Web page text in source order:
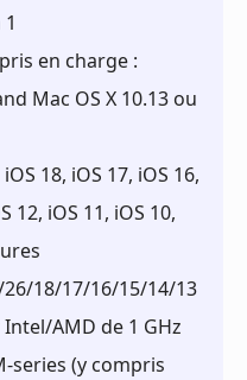
en charge :
Mac OS X 10.13 ou
18, iOS 17, iOS 16,
12, iOS 11, iOS 10,
26/18/17/16/15/14/13
AMD de 1 GHz
series (y compris